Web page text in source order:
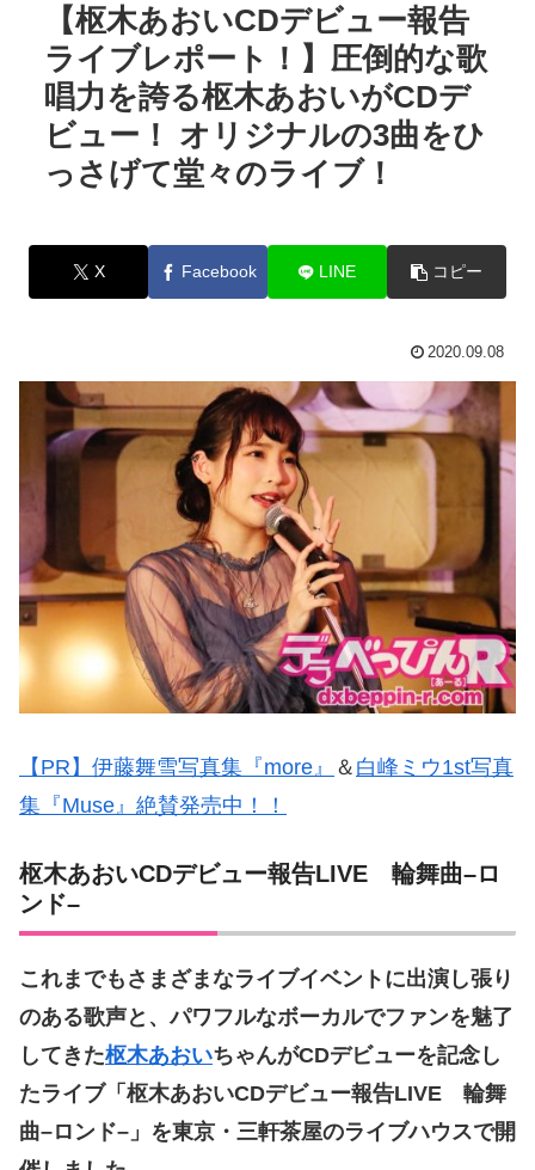
【枢木あおいCDデビュー報告
ライブレポート！】圧倒的な歌
唱力を誇る枢木あおいがCDデ
ビュー！ オリジナルの3曲をひ
っさげて堂々のライブ！
X Facebook LINE コピー
2020.09.08
【PR】伊藤舞雪写真集『more』 ＆ 白峰ミウ1st写真
集『Muse』絶賛発売中！！
枢木あおいCDデビュー報告LIVE 輪舞曲–ロ
ンド–
これまでもさまざまなライブイベントに出演し張り
のある歌声と、パワフルなボーカルでファンを魅了
してきた枢木あおいちゃんがCDデビューを記念し
たライブ「枢木あおいCDデビュー報告LIVE 輪舞
曲–ロンド– 」を東京・三軒茶屋のライブハウスで開